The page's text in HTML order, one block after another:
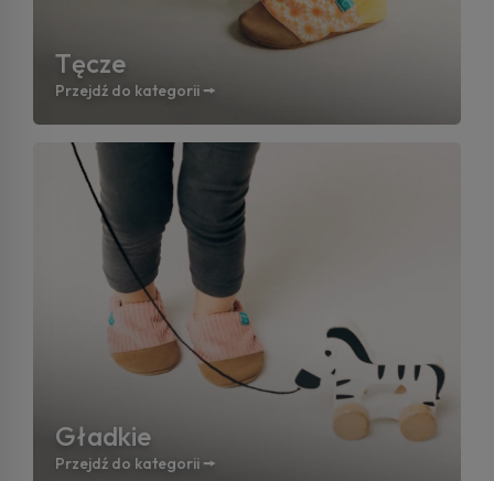
Tęcze
Przejdź do kategorii 🠚
Gładkie
Przejdź do kategorii 🠚